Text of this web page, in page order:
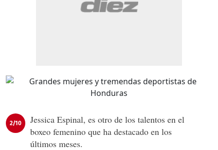
2/10
Jessica Espinal, es otro de los talentos en el
boxeo femenino que ha destacado en los
últimos meses.